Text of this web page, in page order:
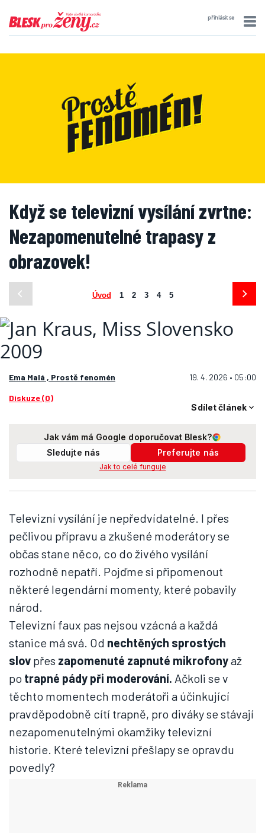
přihlásit se
Když se televizní vysílání zvrtne:
Nezapomenutelné trapasy z
obrazovek!
Úvod 1 2 3 4 5
Ema Malá , Prostě fenomén 19. 4. 2026 • 05:00
Diskuze (0)
Sdílet článek
Jak vám má Google doporučovat Blesk?
Sledujte nás
Preferujte nás
Jak to celé funguje
Televizní vysílání je nepředvídatelné. I přes
pečlivou přípravu a zkušené moderátory se
občas stane něco, co do živého vysílání
rozhodně nepatří. Pojďme si připomenout
některé legendární momenty, které pobavily
národ.
Televizní faux pas nejsou vzácná a každá
stanice má svá. Od nechtěných sprostých
slov přes zapomenuté zapnuté mikrofonyaž
po trapné pády při moderování. Ačkoli se v
těchto momentech moderátoři a účinkující
pravděpodobně cítí trapně, pro diváky se stávají
nezapomenutelnými okamžiky televizní
historie. Které televizní přešlapy se opravdu
povedly?